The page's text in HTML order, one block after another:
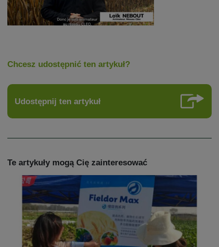
Chcesz udostępnić ten artykuł?
Udostępnij ten artykuł
Te artykuły mogą Cię zainteresować